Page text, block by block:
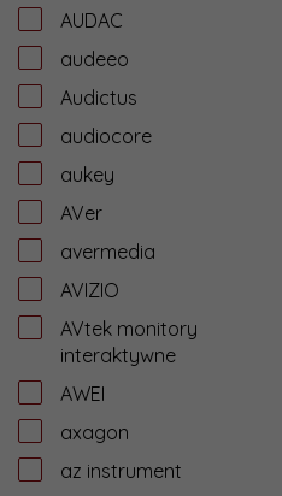
AUDAC
audeeo
Audictus
audiocore
aukey
AVer
avermedia
AVIZIO
AVtek monitory
interaktywne
AWEI
axagon
az instrument